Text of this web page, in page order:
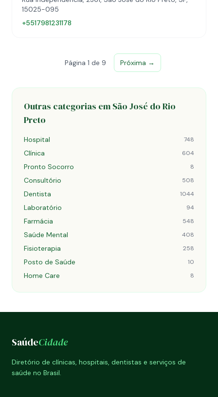
15025-095
+5517981231178
Página 1 de 9 Próxima →
Outras categorias em São José do Rio
Preto
Hospital 748
Clínica 604
Pronto Socorro 8
Consultório 508
Dentista 1044
Laboratório 94
Farmácia 548
Saúde Mental 408
Fisioterapia 258
Posto de Saúde 10
Home Care 8
SaúdeCidade
Diretório de clínicas, hospitais, dentistas e serviços de
saúde no Brasil.